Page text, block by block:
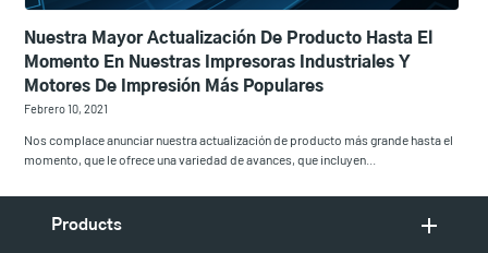
Nuestra Mayor Actualización De Producto Hasta El
Momento En Nuestras Impresoras Industriales Y
Motores De Impresión Más Populares
Febrero 10, 2021
Nos complace anunciar nuestra actualización de producto más grande hasta el
momento, que le ofrece una variedad de avances, que incluyen...
Products